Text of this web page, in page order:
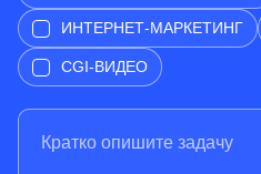
ИНТЕРНЕТ-МАРКЕТИНГ
CGI-ВИДЕО